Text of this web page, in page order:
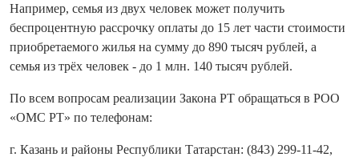
Например, семья из двух человек может получить
беспроцентную рассрочку оплаты до 15 лет части стоимости
приобретаемого жилья на сумму до 890 тысяч рублей, а
семья из трёх человек - до 1 млн. 140 тысяч рублей.
По всем вопросам реализации Закона РТ обращаться в РОО
«ОМС РТ» по телефонам:
г. Казань и районы Республики Татарстан: (843) 299-11-42,